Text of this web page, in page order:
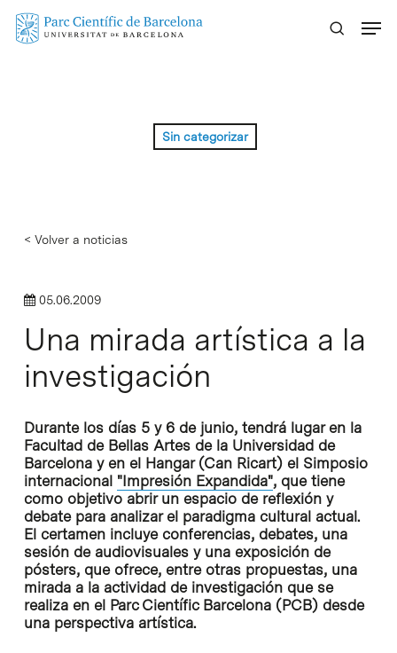
Skip
Sin categorizar
< Volver a noticias
05.06.2009
Una mirada artística a la
investigación
Durante los días 5 y 6 de junio, tendrá lugar en la
Facultad de Bellas Artes de la Universidad de
Barcelona y en el Hangar (Can Ricart) el Simposio
internacional "Impresión Expandida", que tiene
como objetivo abrir un espacio de reflexión y
debate para analizar el paradigma cultural actual.
El certamen incluye conferencias, debates, una
sesión de audiovisuales y una exposición de
pósters, que ofrece, entre otras propuestas, una
mirada a la actividad de investigación que se
realiza en el Parc Científic Barcelona (PCB) desde
una perspectiva artística.